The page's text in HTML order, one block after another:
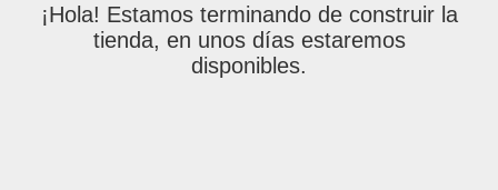
¡Hola! Estamos terminando de construir la
tienda, en unos días estaremos
disponibles.